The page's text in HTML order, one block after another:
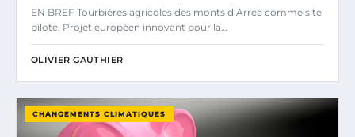
EN BREF Tourbières agricoles des monts d’Arrée comme site
pilote. Projet européen innovant pour la…
OLIVIER GAUTHIER
CHANGEMENTS CLIMATIQUES